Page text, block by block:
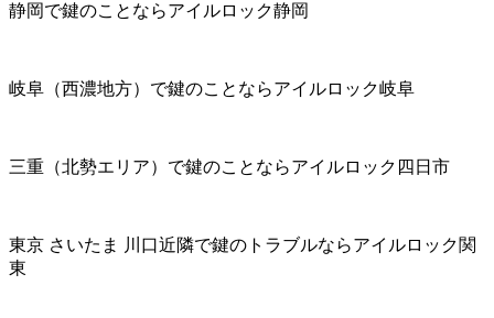
静岡で鍵のことならアイルロック静岡
岐阜（西濃地方）で鍵のことならアイルロック岐阜
三重（北勢エリア）で鍵のことならアイルロック四日市
東京 さいたま 川口近隣で鍵のトラブルならアイルロック関
東